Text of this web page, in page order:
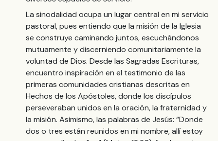
La sinodalidad ocupa un lugar central en mi servicio
pastoral, pues entiendo que la misión de la Iglesia
se construye caminando juntos, escuchándonos
mutuamente y discerniendo comunitariamente la
voluntad de Dios. Desde las Sagradas Escrituras,
encuentro inspiración en el testimonio de las
primeras comunidades cristianas descritas en
Hechos de los Apóstoles, donde los discípulos
perseveraban unidos en la oración, la fraternidad y
la misión. Asimismo, las palabras de Jesús: “Donde
dos o tres están reunidos en mi nombre, allí estoy